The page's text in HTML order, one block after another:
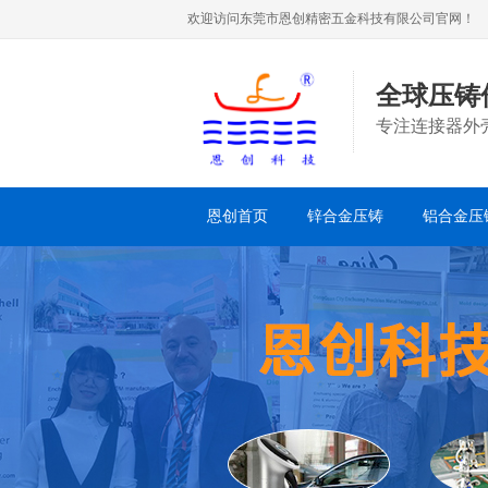
欢迎访问东莞市恩创精密五金科技有限公司官网！
全球压铸
专注连接器
恩创首页 锌合金压铸 铝合金压